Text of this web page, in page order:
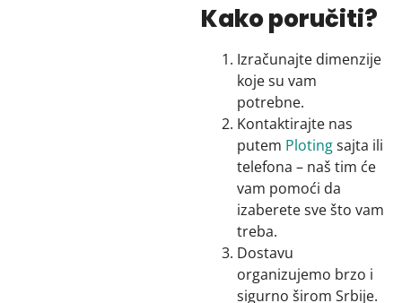
Kako poručiti?
Izračunajte dimenzije
koje su vam
potrebne.
Kontaktirajte nas
putem Plotingsajta ili
telefona – naš tim će
vam pomoći da
izaberete sve što vam
treba.
Dostavu
organizujemo brzo i
sigurno širom Srbije.